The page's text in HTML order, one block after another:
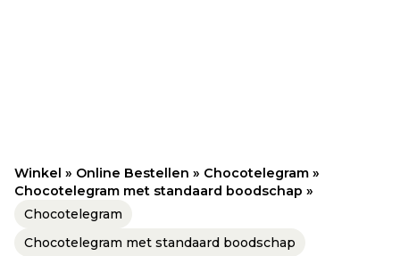
Winkel » Online Bestellen » Chocotelegram »
Chocotelegram met standaard boodschap »
Chocotelegram
Chocotelegram met standaard boodschap